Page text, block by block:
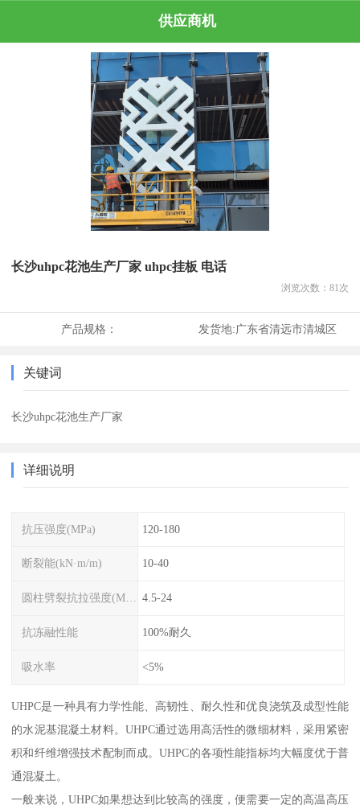
供应商机
长沙uhpc花池生产厂家 uhpc挂板 电话
浏览次数： 81 次
产品规格： 发货地:广东省清远市清城区
关键词
长沙uhpc花池生产厂家
详细说明
抗压强度(MPa) 120-180
断裂能(kN·m/m) 10-40
圆柱劈裂抗拉强度(MPa) 4.5-24
抗冻融性能 100%耐久
吸水率 <5%
UHPC是一种具有力学性能、高韧性、耐久性和优良浇筑及成型性能
的水泥基混凝土材料。UHPC通过选用高活性的微细材料，采用紧密
积和纤维增强技术配制而成。UHPC的各项性能指标均大幅度优于普
通混凝土。
一般来说，UHPC如果想达到比较高的强度，便需要一定的高温高压